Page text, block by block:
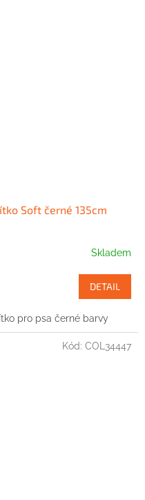
Soft černé 135cm
Skladem
DETAIL
pro psa černé barvy
Kód: COL34447